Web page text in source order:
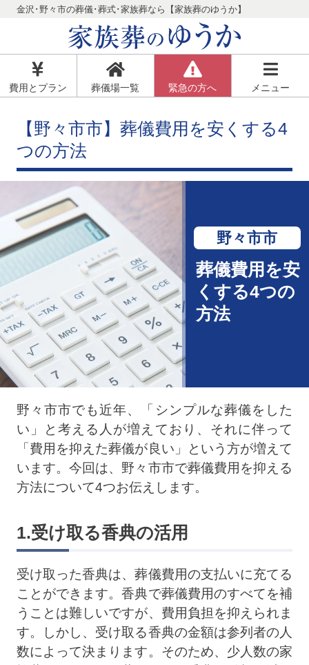
金沢･野々市の葬儀･葬式･家族葬なら【家族葬のゆうか】
費用とプラン 葬儀場一覧 緊急の方へ メニュー
【野々市市】葬儀費用を安くする4
つの方法
野々市市
葬儀費用を安
くする4つの
方法
野々市市でも近年、「シンプルな葬儀をした
い」と考える人が増えており、それに伴って
「費用を抑えた葬儀が良い」という方が増えて
います。今回は、野々市市で葬儀費用を抑える
方法について4つお伝えします。
1.受け取る香典の活用
受け取った香典は、葬儀費用の支払いに充てる
ことができます。香典で葬儀費用のすべてを補
うことは難しいですが、費用負担を抑えられま
す。しかし、受け取る香典の金額は参列者の人
数によって決まります。そのため、少人数の家